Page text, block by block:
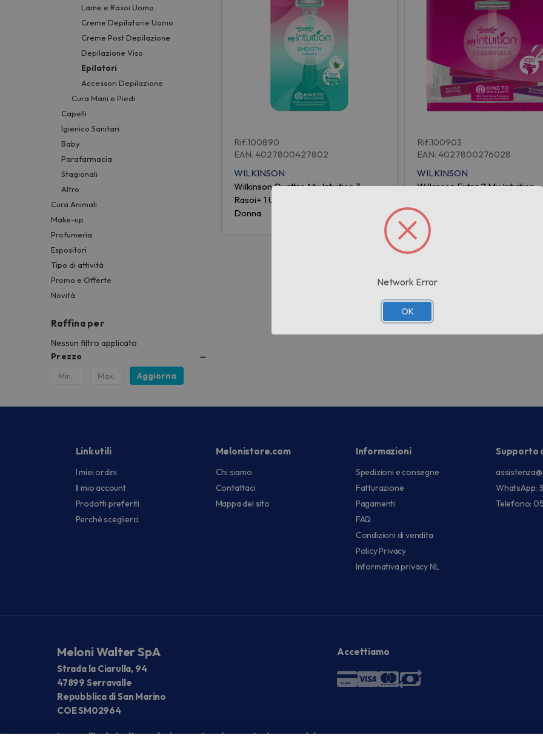
Lame e Rasoi Uomo
Creme Depilatorie Uomo
Creme Post Depilazione
Depilazione Viso
Epilatori
Accessori Depilazione
Cura Mani e Piedi
Capelli
Igienico Sanitari
Baby
Parafarmacia
Stagionali
Altro
Cura Animali
Make-up
Profumeria
Espositori
Tipo di attività
Promo e Offerte
Novità
Raffina per
Nessun filtro applicato
Prezzo
Aggiorna
Rif:100890
EAN: 4027800427802
WILKINSON
Wilkinson Quattro My Intuition 3
Rasoi+ 1 Usa&getta Smooth Sensitive
Donna
Rif:100903
EAN: 4027800276028
WILKINSON
Wilkinson Extra 2 My Intuition
Essentials Rasoio 5 Pezzi
Link utili
I miei ordini
Il mio account
Prodotti preferiti
Perchè sceglierci
Melonistore.com
Chi siamo
Contattaci
Mappa del sito
Informazioni
Spedizioni e consegne
Fatturazione
Pagamenti
FAQ
Condizioni di vendita
Policy Privacy
Informativa privacy NL
Supporto
WhatsApp:
Telefono:
Meloni Walter SpA
Strada la Ciarulla, 94
47899 Serravalle
Repubblica di San Marino
COE SM02964
Accettiamo
Network Error
OK